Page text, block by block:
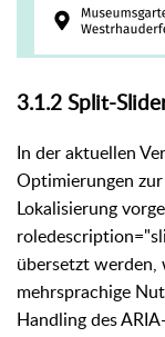
3.1.2 Split-
In der aktuellen
Optimierungen
Lokalisierung
übersetzt
mehrsprachige
Handling des